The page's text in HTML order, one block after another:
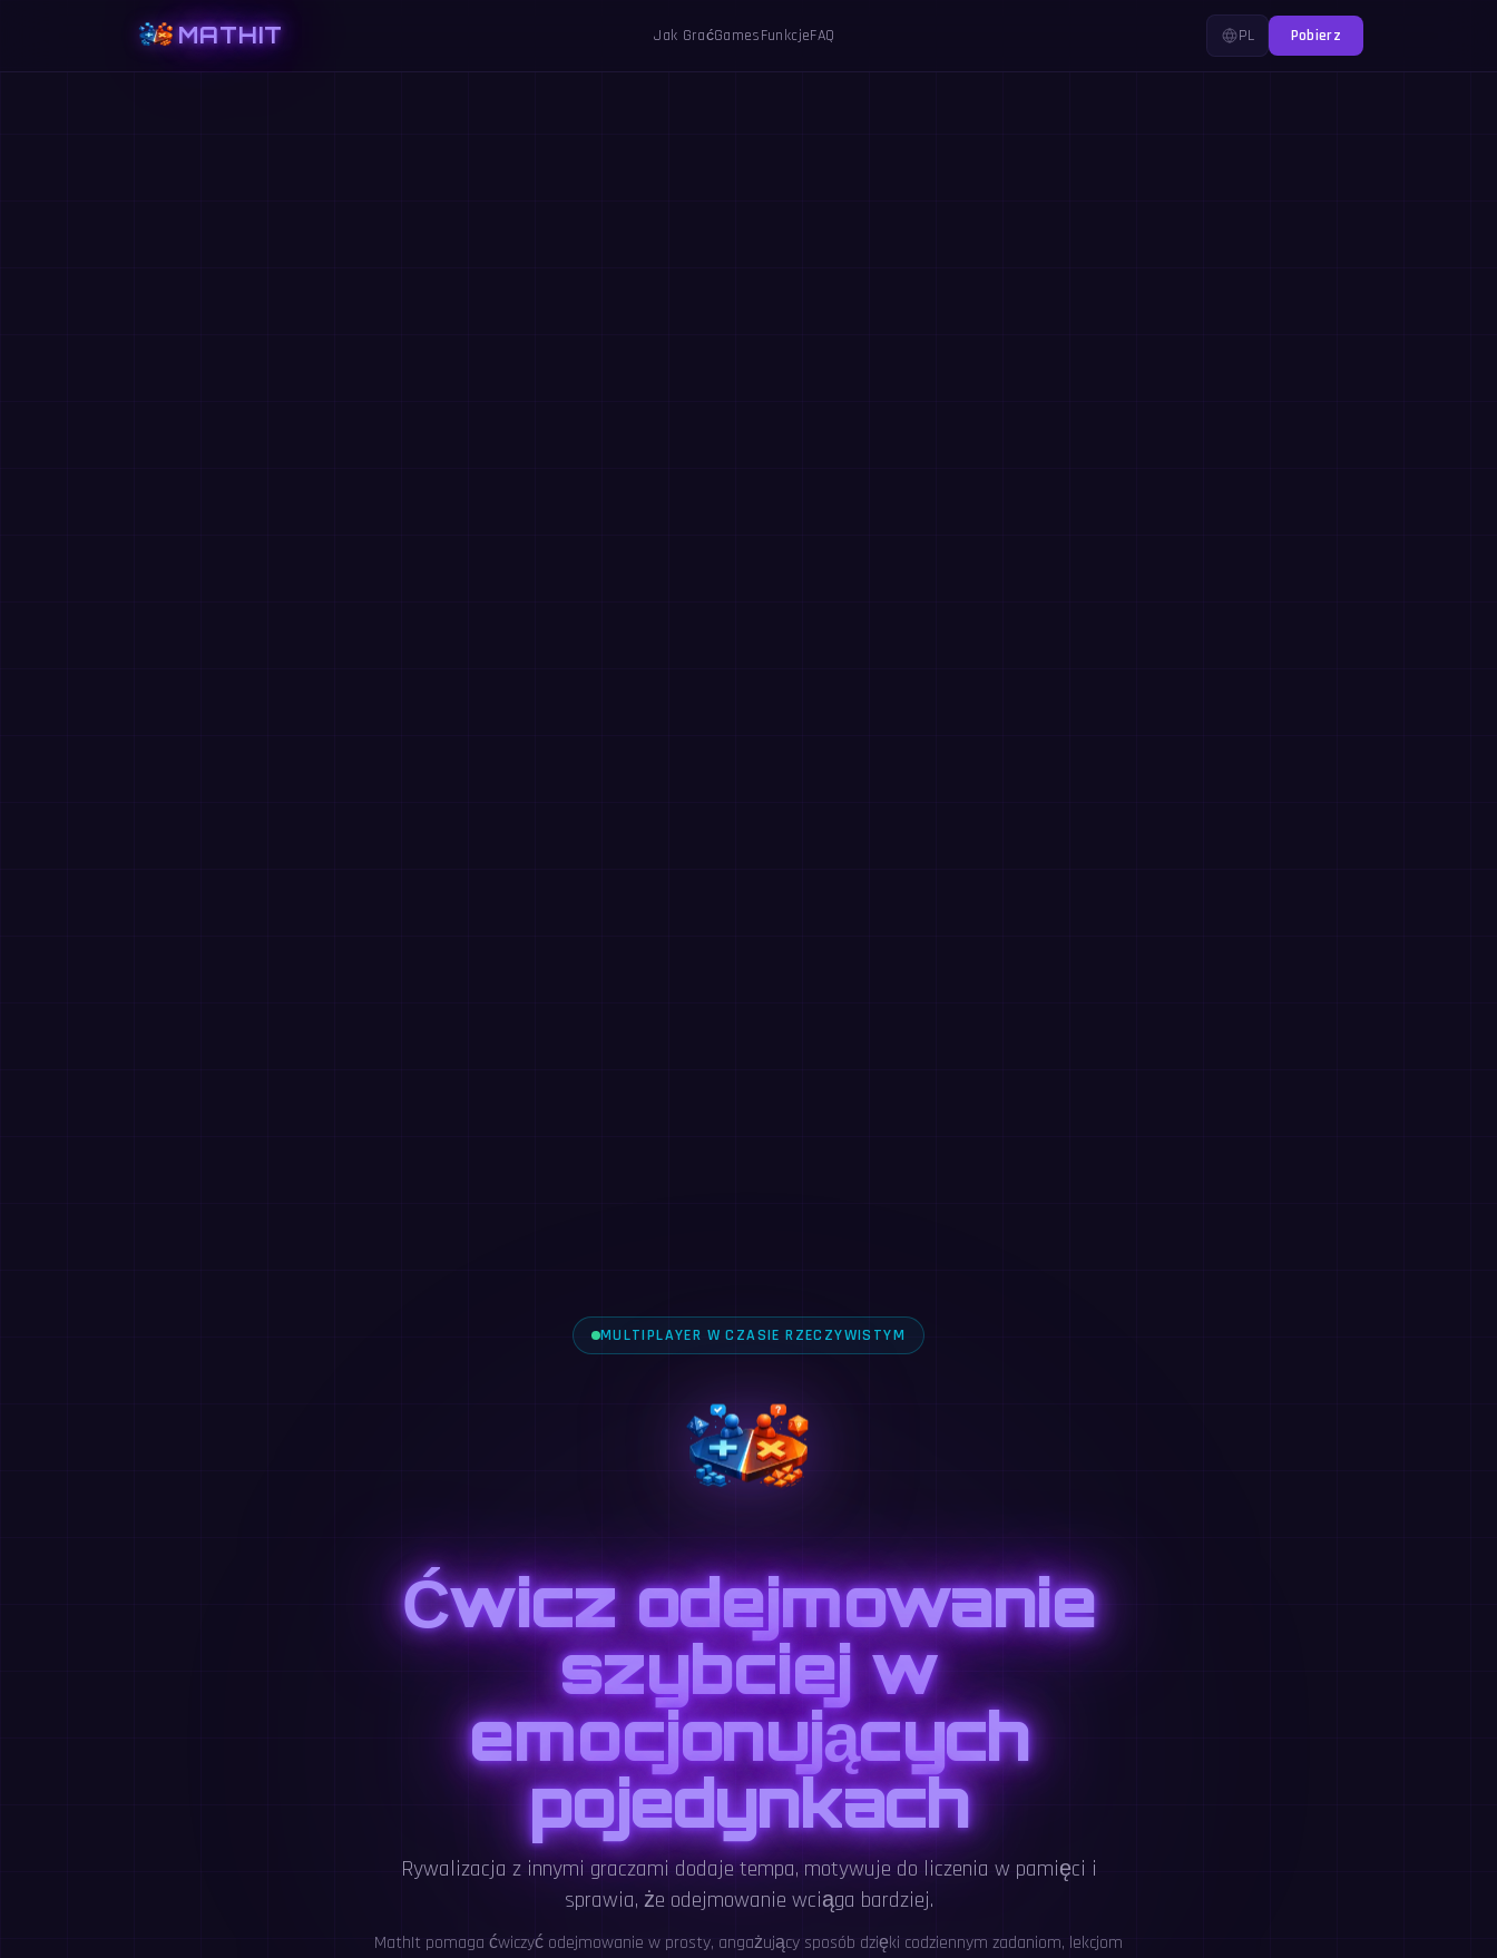
MATHIT Jak GraćGamesFunkcjeFAQ PL Pobierz
MULTIPLAYER W CZASIE RZECZYWISTYM
Ćwicz odejmowanie
szybciej w
emocjonujących
pojedynkach
Rywalizacja z innymi graczami dodaje tempa, motywuje do liczenia w pamięci i
sprawia, że odejmowanie wciąga bardziej.
MathIt pomaga ćwiczyć odejmowanie w prosty, angażujący sposób dzięki codziennym zadaniom, lekcjom